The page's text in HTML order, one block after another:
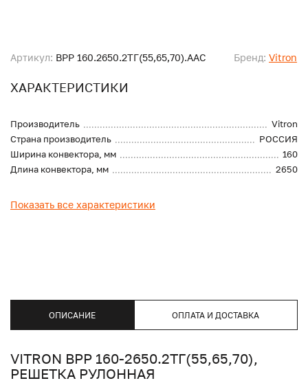
Артикул: ВРР 160.2650.2ТГ(55,65,70).ААС Бренд: Vitron
ХАРАКТЕРИСТИКИ
Производитель
Vitron
Страна производитель
РОССИЯ
Ширина конвектора, мм
160
Длина конвектора, мм
2650
Показать все характеристики
ОПИСАНИЕ ОПЛАТА И ДОСТАВКА
VITRON ВРР 160-2650.2ТГ(55,65,70),
РЕШЕТКА РУЛОННАЯ